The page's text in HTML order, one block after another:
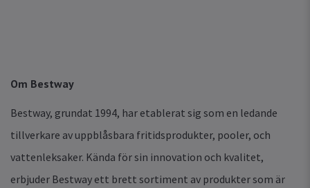
Om Bestway
Bestway, grundat 1994, har etablerat sig som en ledande
tillverkare av uppblåsbara fritidsprodukter, pooler, och
vattenleksaker. Kända för sin innovation och kvalitet,
erbjuder Bestway ett brett sortiment av produkter som är